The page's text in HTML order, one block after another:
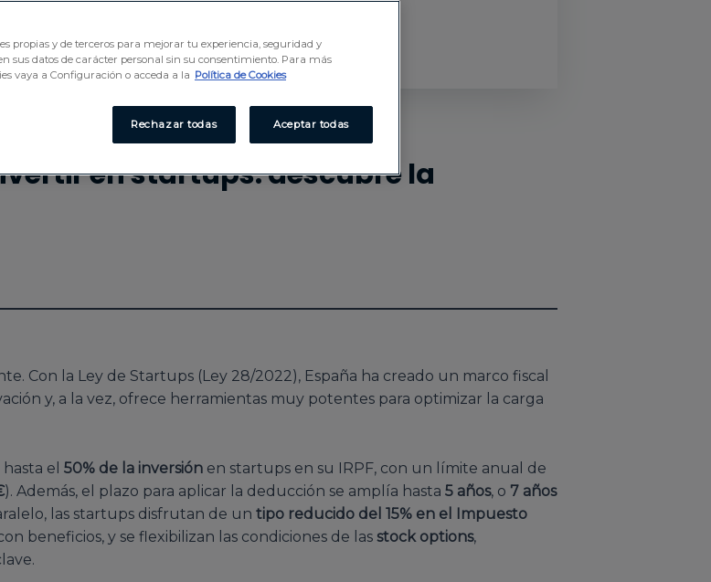
en startups: descubre la
Con la Ley de Startups (Ley 28/2022), España ha creado un marco fiscal
y, a la vez, ofrece herramientas muy potentes para optimizar la carga
el 50% de la inversión en startups en su IRPF, con un límite anual de
). Además, el plazo para aplicar la deducción se amplía hasta 5 años, o 7 años
las startups disfrutan de un tipo reducido del 15% en el Impuesto
beneficios, y se flexibilizan las condiciones de las stock options,
propias y de terceros para mejorar tu experiencia, seguridad y
sus datos de carácter personal sin su consentimiento. Para más
vaya a Configuración o acceda a la Política de Cookies
Rechazar todas Aceptar todas